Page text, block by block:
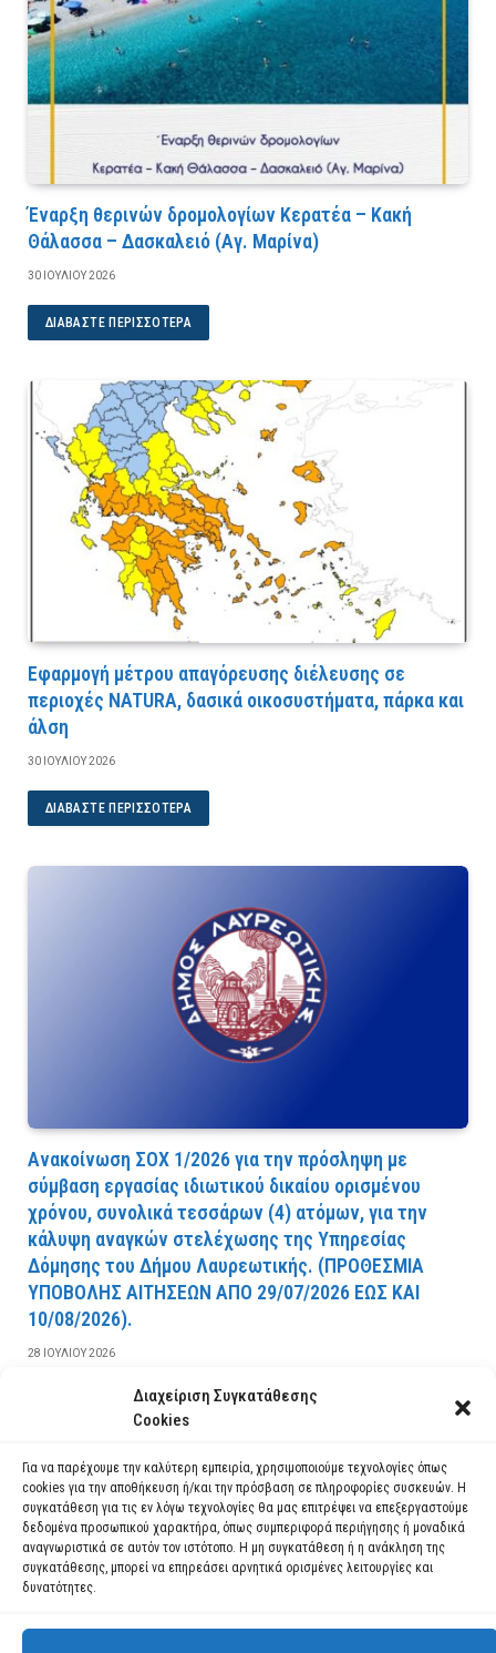
Διαχείριση Συγκατάθεσης
Cookies
Για να παρέχουμε την καλύτερη εμπειρία, χρησιμοποιούμε τεχνολογίες όπως
cookies για την αποθήκευση ή/και την πρόσβαση σε πληροφορίες συσκευών. Η
συγκατάθεση για τις εν λόγω τεχνολογίες θα μας επιτρέψει να επεξεργαστούμε
δεδομένα προσωπικού χαρακτήρα, όπως συμπεριφορά περιήγησης ή μοναδικά
αναγνωριστικά σε αυτόν τον ιστότοπο. Η μη συγκατάθεση ή η ανάκληση της
συγκατάθεσης, μπορεί να επηρεάσει αρνητικά ορισμένες λειτουργίες και
δυνατότητες.
Έναρξη θερινών δρομολογίων Κερατέα – Κακή
Θάλασσα – Δασκαλειό (Αγ. Μαρίνα)
30 ΙΟΥΛΊΟΥ 2026
ΔΙΑΒΆΣΤΕ ΠΕΡΙΣΣΌΤΕΡΑ
Εφαρμογή μέτρου απαγόρευσης διέλευσης σε
περιοχές NATURA, δασικά οικοσυστήματα, πάρκα και
άλση
30 ΙΟΥΛΊΟΥ 2026
ΔΙΑΒΆΣΤΕ ΠΕΡΙΣΣΌΤΕΡΑ
Ανακοίνωση ΣΟΧ 1/2026 για την πρόσληψη με
σύμβαση εργασίας ιδιωτικού δικαίου ορισμένου
χρόνου, συνολικά τεσσάρων (4) ατόμων, για την
κάλυψη αναγκών στελέχωσης της Υπηρεσίας
Δόμησης του Δήμου Λαυρεωτικής. (ΠPOΘEΣMIA
YΠOBOΛHΣ AITHΣEΩN AΠO 29/07/2026 EΩΣ KAI
10/08/2026).
28 ΙΟΥΛΊΟΥ 2026
ΔΙΑΒΆΣΤΕ ΠΕΡΙΣΣΌΤΕΡΑ